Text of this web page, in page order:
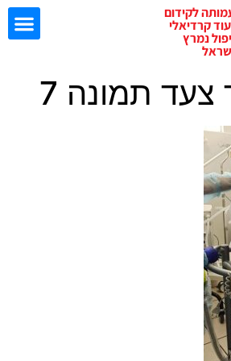
לקידום
קרדיאלי
נמרץ
תמונה 7